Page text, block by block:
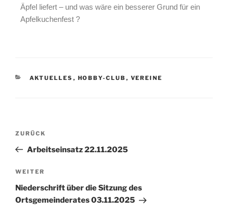
Äpfel liefert – und was wäre ein besserer Grund für ein
Apfelkuchenfest ?
AKTUELLES , HOBBY-CLUB , VEREINE
ZURÜCK
Arbeitseinsatz 22.11.2025
WEITER
Niederschrift über die Sitzung des
Ortsgemeinderates 03.11.2025